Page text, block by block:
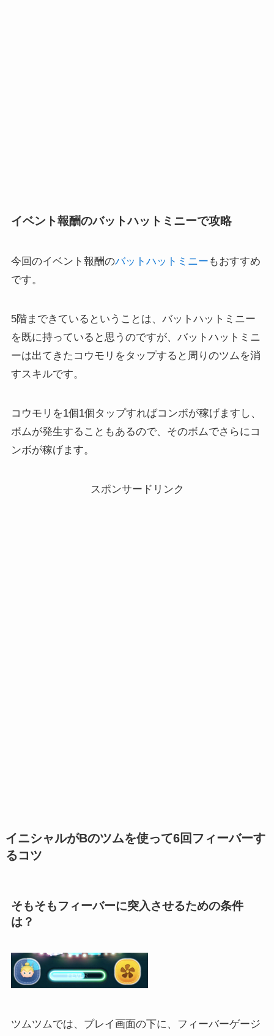
イベント報酬のバットハットミニーで攻略
今回のイベント報酬のバットハットミニー もおすすめ
です。
5階まできているということは、バットハットミニー
を既に持っていると思うのですが、バットハットミニ
ーは出てきたコウモリをタップすると周りのツムを消
すスキルです。
コウモリを1個1個タップすればコンボが稼げますし、
ボムが発生することもあるので、そのボムでさらにコ
ンボが稼げます。
スポンサードリンク
イニシャルがBのツムを使って6回フィーバーす
るコツ
そもそもフィーバーに突入させるための条件
は？
ツムツムでは、プレイ画面の下に、フィーバーゲージ